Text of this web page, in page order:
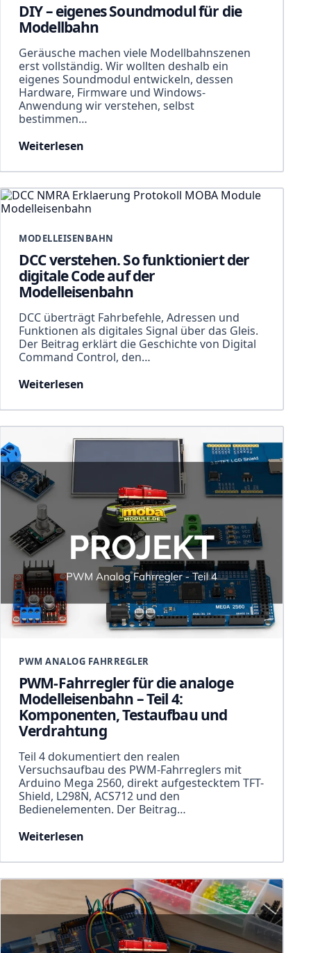
DIY – eigenes Soundmodul für die
Modellbahn
Geräusche machen viele Modellbahnszenen
erst vollständig. Wir wollten deshalb ein
eigenes Soundmodul entwickeln, dessen
Hardware, Firmware und Windows-
Anwendung wir verstehen, selbst
bestimmen…
Weiterlesen
MODELLEISENBAHN
DCC verstehen. So funktioniert der
digitale Code auf der
Modelleisenbahn
DCC überträgt Fahrbefehle, Adressen und
Funktionen als digitales Signal über das Gleis.
Der Beitrag erklärt die Geschichte von Digital
Command Control, den…
Weiterlesen
PWM ANALOG FAHRREGLER
PWM-Fahrregler für die analoge
Modelleisenbahn – Teil 4:
Komponenten, Testaufbau und
Verdrahtung
Teil 4 dokumentiert den realen
Versuchsaufbau des PWM-Fahrreglers mit
Arduino Mega 2560, direkt aufgestecktem TFT-
Shield, L298N, ACS712 und den
Bedienelementen. Der Beitrag…
Weiterlesen